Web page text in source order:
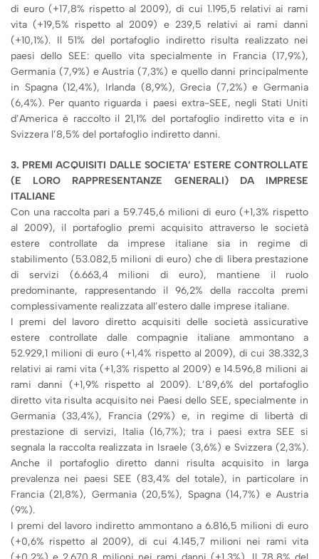
di euro (+17,8% rispetto al 2009), di cui 1.195,5 relativi ai rami
vita (+19,5% rispetto al 2009) e 239,5 relativi ai rami danni
(+10,1%). Il 51% del portafoglio indiretto risulta realizzato nei
paesi dello SEE: quello vita specialmente in Francia (17,9%),
Germania (7,9%) e Austria (7,3%) e quello danni principalmente
in Spagna (12,4%), Irlanda (8,9%), Grecia (7,2%) e Germania
(6,4%). Per quanto riguarda i paesi extra-SEE, negli Stati Uniti
d’America è raccolto il 21,1% del portafoglio indiretto vita e in
Svizzera l’8,5% del portafoglio indiretto danni.
3. PREMI ACQUISITI DALLE SOCIETA’ ESTERE CONTROLLATE
(E LORO RAPPRESENTANZE GENERALI) DA IMPRESE
ITALIANE
Con una raccolta pari a 59.745,6 milioni di euro (+1,3% rispetto
al 2009), il portafoglio premi acquisito attraverso le società
estere controllate da imprese italiane sia in regime di
stabilimento (53.082,5 milioni di euro) che di libera prestazione
di servizi (6.663,4 milioni di euro), mantiene il ruolo
predominante, rappresentando il 96,2% della raccolta premi
complessivamente realizzata all’estero dalle imprese italiane.
I premi del lavoro diretto acquisiti delle società assicurative
estere controllate dalle compagnie italiane ammontano a
52.929,1 milioni di euro (+1,4% rispetto al 2009), di cui 38.332,3
relativi ai rami vita (+1,3% rispetto al 2009) e 14.596,8 milioni ai
rami danni (+1,9% rispetto al 2009). L’89,6% del portafoglio
diretto vita risulta acquisito nei Paesi dello SEE, specialmente in
Germania (33,4%), Francia (29%) e, in regime di libertà di
prestazione di servizi, Italia (16,7%); tra i paesi extra SEE si
segnala la raccolta realizzata in Israele (3,6%) e Svizzera (2,3%).
Anche il portafoglio diretto danni risulta acquisito in larga
prevalenza nei paesi SEE (83,4% del totale), in particolare in
Francia (21,8%), Germania (20,5%), Spagna (14,7%) e Austria
(9%).
I premi del lavoro indiretto ammontano a 6.816,5 milioni di euro
(+0,6% rispetto al 2009), di cui 4.145,7 milioni nei rami vita